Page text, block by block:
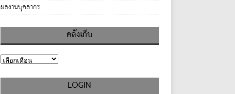
ผลงานบุคลากร
คลังเก็บ
LOGIN